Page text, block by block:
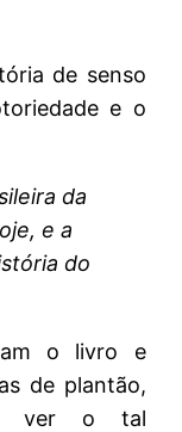
de senso
e o
da
e a
do
o livro e
de plantão,
ver o tal